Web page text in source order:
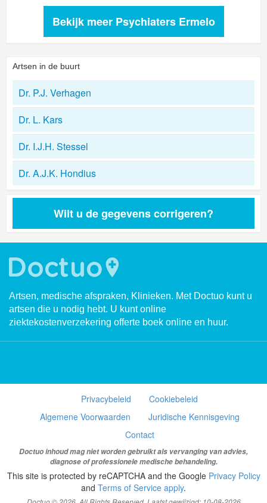
Bekijk meer Psychiaters Ermelo
Artsen in de buurt
Dr. P.J. Verhagen
Dr. L. Kars
Dr. I.J.H. Stessel
Dr. A.J.K. Hondius
Wilt u de gegevens corrigeren?
Artsen, medische afspraken, Klinieken. Met Doctuo kunt u
artsen die u nodig hebt. U kunt online
ziektekostenverzekering offerte boek online en huur.
Privacybeleid
Cookiebeleid
Algemene Voorwaarden
Juridische Kennisgeving
Contact
Doctuo inhoud mag niet worden gebruikt als vervanging van advies,
diagnose of professionele medische behandeling.
This site is protected by reCAPTCHA and the Google Privacy Policy
and Terms of Service apply.